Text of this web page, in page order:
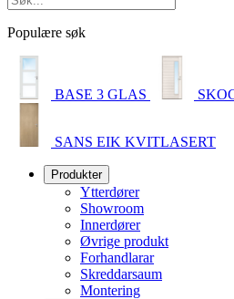
Populære søk
BASE 3 GLAS
SANS EIK KVITLASERT
Produkter
Ytterdører
Showroom
Innerdører
Øvrige produkt
Forhandlarar
Skreddarsaum
Montering